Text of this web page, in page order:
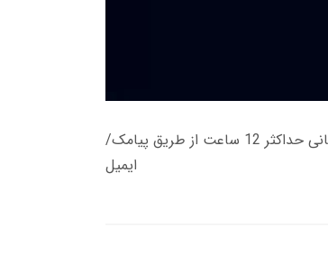
زمان تحویل کتاب های 600 هزار تومانی دانلود فوری از حساب کاربری می باشد، و زمان تحویل لینک دانلود کتاب های 500 هزار تومانی حداکثر 12 ساعت از طریق پیامک/
ایمیل